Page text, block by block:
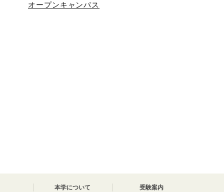
オープンキャンパス
本学について 受験案内